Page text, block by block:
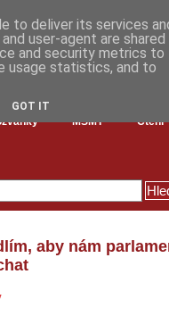
MŠMT Čtení
aby nám
to deliver its services
user-agent are shared
and security metrics to
usage statistics, and to
GOT IT